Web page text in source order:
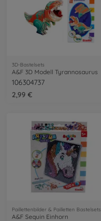
3D-Bastelsets
A&F 3D Modell Tyrannosaurus
106304737
2,99 €
Paillettenbilder & Pailletten Bastelsets
A&F Sequin Einhorn